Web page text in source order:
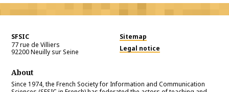
SFSIC
77 rue de Villiers
92200Neuilly sur Seine
Sitemap
Legal notice
About
Since 1974, the French Society for Information and Communication